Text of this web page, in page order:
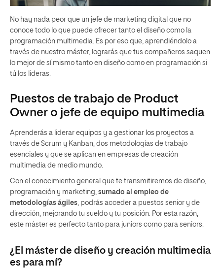
No hay nada peor que un jefe de marketing digital que no
conoce todo lo que puede ofrecer tanto el diseño como la
programación multimedia. Es por eso que, aprendiéndolo a
través de nuestro máster, lograrás que tus compañeros saquen
lo mejor de sí mismo tanto en diseño como en programación si
tú los lideras.
Puestos de trabajo de Product
Owner o jefe de equipo multimedia
Aprenderás a liderar equipos y a gestionar los proyectos a
través de Scrum y Kanban, dos metodologías de trabajo
esenciales y que se aplican en empresas de creación
multimedia de medio mundo.
Con el conocimiento general que te transmitiremos de diseño,
programación y marketing, sumado al empleo de
metodologías ágiles , podrás acceder a puestos senior y de
dirección, mejorando tu sueldo y tu posición. Por esta razón,
este máster es perfecto tanto para juniors como para seniors.
¿El máster de diseño y creación multimedia
es para mí?